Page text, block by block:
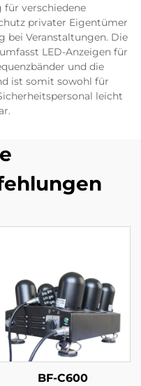
für verschiedene
privater Eigentümer
bei Veranstaltungen. Die
LED-Anzeigen für
und die
ist somit sowohl für
leicht
BF-C600